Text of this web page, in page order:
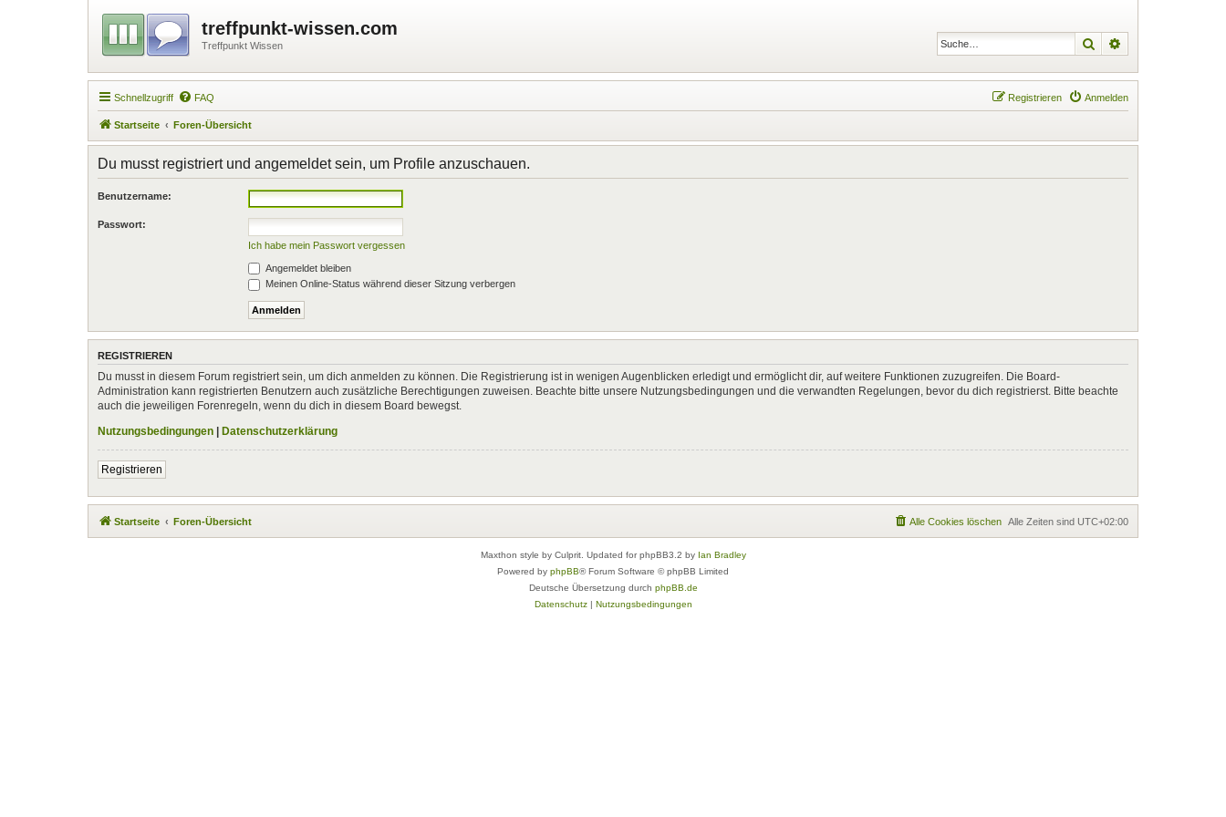
treffpunkt-wissen.com
Treffpunkt Wissen Suche
Schnellzugriff FAQ Anmelden
Registrieren
Startseite Foren-Übersicht
Du musst registriert und angemeldet sein, um Profile anzuschauen.
Benutzername:
Passwort:
Ich habe mein Passwort vergessen
Angemeldet bleiben
Meinen Online-Status während dieser Sitzung verbergen
REGISTRIEREN
Du musst in diesem Forum registriert sein, um dich anmelden zu können. Die Registrierung ist in wenigen Augenblicken erledigt und ermöglicht dir, auf weitere Funktionen zuzugreifen. Die Board-
Administration kann registrierten Benutzern auch zusätzliche Berechtigungen zuweisen. Beachte bitte unsere Nutzungsbedingungen und die verwandten Regelungen, bevor du dich registrierst. Bitte beachte
auch die jeweiligen Forenregeln, wenn du dich in diesem Board bewegst.
Nutzungsbedingungen
Datenschutzerklärung
Registrieren
Startseite Foren-Übersicht Alle Zeiten sind UTC+02:00
Alle Cookies löschen
Maxthon style by Culprit. Updated for phpBB3.2 by Ian Bradley
Powered by phpBB® Forum Software © phpBB Limited
Deutsche Übersetzung durch phpBB.de
Datenschutz| Nutzungsbedingungen